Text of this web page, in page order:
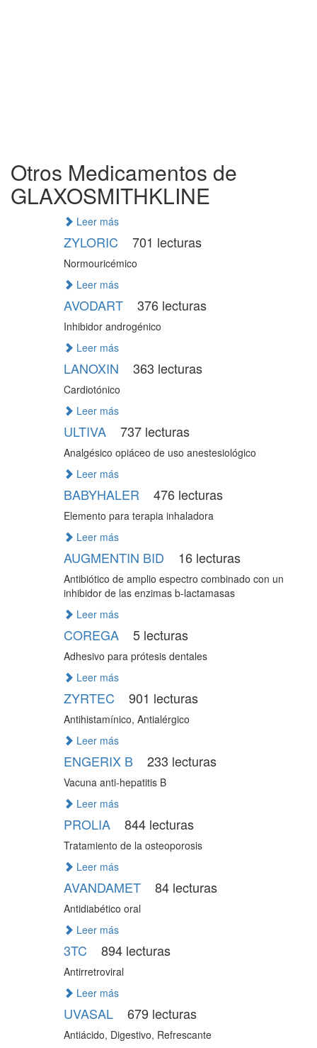
Otros Medicamentos de
GLAXOSMITHKLINE
Leer más
ZYLORIC 701 lecturas
Normouricémico
Leer más
AVODART 376 lecturas
Inhibidor androgénico
Leer más
LANOXIN 363 lecturas
Cardiotónico
Leer más
ULTIVA 737 lecturas
Analgésico opiáceo de uso anestesiológico
Leer más
BABYHALER 476 lecturas
Elemento para terapia inhaladora
Leer más
AUGMENTIN BID 16 lecturas
Antibiótico de amplio espectro combinado con un
inhibidor de las enzimas b-lactamasas
Leer más
COREGA 5 lecturas
Adhesivo para prótesis dentales
Leer más
ZYRTEC 901 lecturas
Antihistamínico, Antialérgico
Leer más
ENGERIX B 233 lecturas
Vacuna anti-hepatitis B
Leer más
PROLIA 844 lecturas
Tratamiento de la osteoporosis
Leer más
AVANDAMET 84 lecturas
Antidiabético oral
Leer más
3TC 894 lecturas
Antirretroviral
Leer más
UVASAL 679 lecturas
Antiácido, Digestivo, Refrescante